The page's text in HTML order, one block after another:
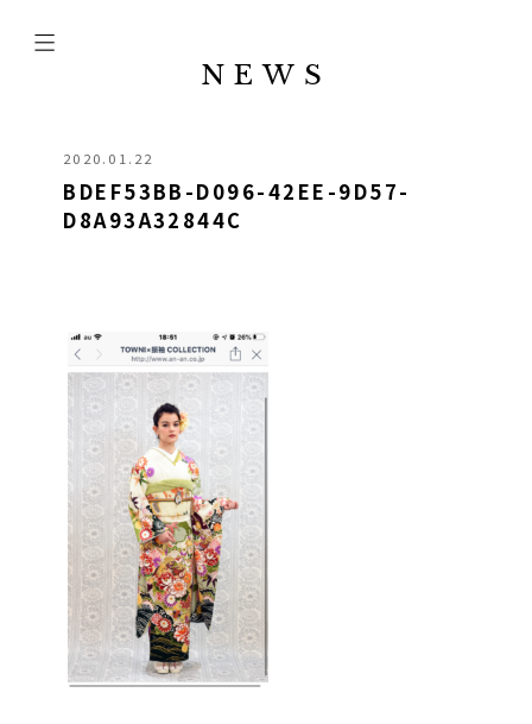
NEWS
2020.01.22
BDEF53BB-D096-42EE-9D57-
D8A93A32844C